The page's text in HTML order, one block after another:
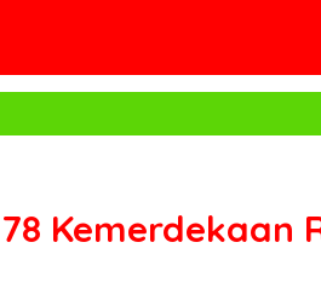
Kemerdekaan